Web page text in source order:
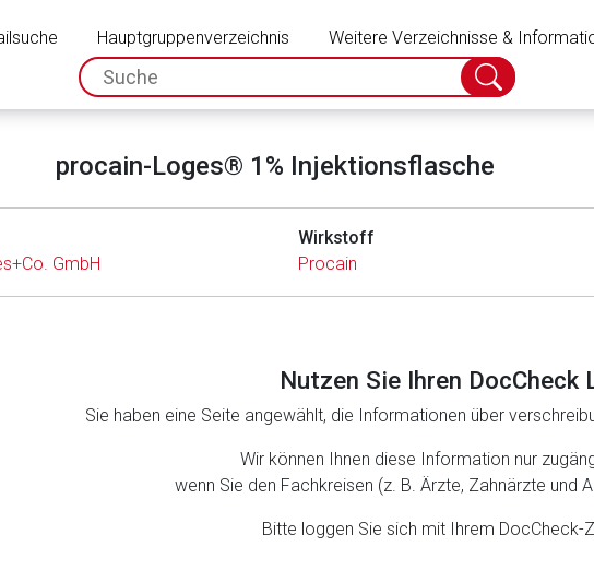
Hauptgruppenverzeichnis
Weitere Verzeichnisse &
spc.search.input.placeholder
Suche
abschicken
procain-Loges® 1% Injektionsflasche
GmbH
Wirkstoff
Procain
Nutzen Sie Ihren DocCheck
Sie haben eine Seite angewählt, die Informationen über
Wir können Ihnen diese Information nur
wenn Sie den Fachkreisen (z. B. Ärzte, Zahnärzte und
Bitte loggen Sie sich mit Ihrem DocCheck-
Seite
Link öffnet eine externe Web-Seite. Für die Inhalte der externen Web-